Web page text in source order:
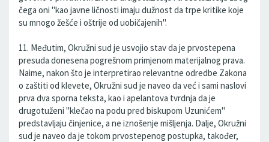
čega oni "kao javne ličnosti imaju dužnost da trpe kritike koje
su mnogo žešće i oštrije od uobičajenih".
11. Međutim, Okružni sud je usvojio stav da je prvostepena
presuda donesena pogrešnom primjenom materijalnog prava.
Naime, nakon što je interpretirao relevantne odredbe Zakona
o zaštiti od klevete, Okružni sud je naveo da već i sami naslovi
prva dva sporna teksta, kao i apelantova tvrdnja da je
drugotuženi "klečao na podu pred biskupom Uzunićem"
predstavljaju činjenice, a ne iznošenje mišljenja. Dalje, Okružni
sud je naveo da je tokom prvostepenog postupka, također,